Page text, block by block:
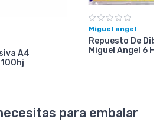
A4
Miguel angel
Repuesto De
Miguel Angel 6
para embalar